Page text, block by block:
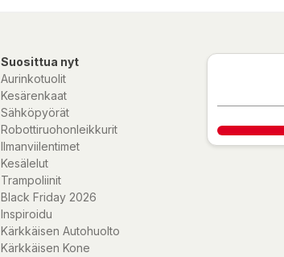
Suosittua nyt
Aurinkotuolit
Kesärenkaat
Sähköpyörät
Robottiruohonleikkurit
Ilmanviilentimet
Kesälelut
Trampoliinit
Black Friday 2026
Inspiroidu
Kärkkäisen Autohuolto
Kärkkäisen Kone